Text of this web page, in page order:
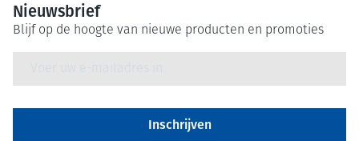
Nieuwsbrief
Blijf op de hoogte van nieuwe producten en promoties
Inschrijven